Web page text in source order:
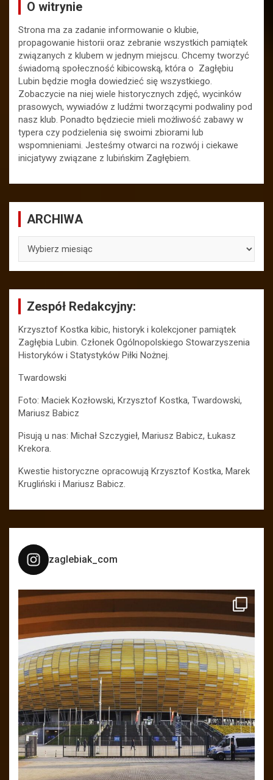
O witrynie
Strona ma za zadanie informowanie o klubie,
propagowanie historii oraz zebranie wszystkich pamiątek
związanych z klubem w jednym miejscu. Chcemy tworzyć
świadomą społeczność kibicowską, która o Zagłębiu
Lubin będzie mogła dowiedzieć się wszystkiego.
Zobaczycie na niej wiele historycznych zdjęć, wycinków
prasowych, wywiadów z ludźmi tworzącymi podwaliny pod
nasz klub. Ponadto będziecie mieli możliwość zabawy w
typera czy podzielenia się swoimi zbiorami lub
wspomnieniami. Jesteśmy otwarci na rozwój i ciekawe
inicjatywy związane z lubińskim Zagłębiem.
ARCHIWA
Zespół Redakcyjny:
Krzysztof Kostka kibic, historyk i kolekcjoner pamiątek
Zagłębia Lubin. Członek Ogólnopolskiego Stowarzyszenia
Historyków i Statystyków Piłki Nożnej.
Twardowski
Foto: Maciek Kozłowski, Krzysztof Kostka, Twardowski,
Mariusz Babicz
Pisują u nas: Michał Szczygieł, Mariusz Babicz, Łukasz
Krekora.
Kwestie historyczne opracowują Krzysztof Kostka, Marek
Krugliński i Mariusz Babicz.
zaglebiak_com